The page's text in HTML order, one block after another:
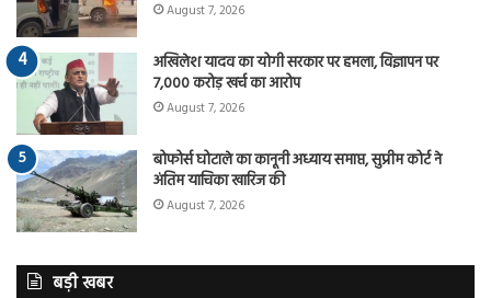
August 7, 2026
अखिलेश यादव का योगी सरकार पर हमला, विज्ञापन पर
7,000 करोड़ खर्च का आरोप
August 7, 2026
बोफोर्स घोटाले का कानूनी अध्याय समाप्त, सुप्रीम कोर्ट ने
अंतिम याचिका खारिज की
August 7, 2026
बड़ी खबर